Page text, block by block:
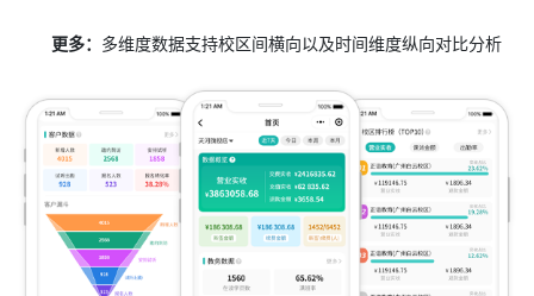
更多： 多维度数据支持校区间横向以及时间维度纵向对比分析